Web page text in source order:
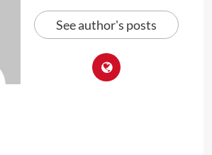
See author's posts